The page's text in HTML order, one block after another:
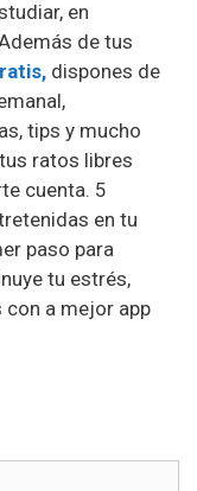
en
de tus
dispones de
tips y mucho
ratos libres
cuenta. 5
en tu
paso para
tu estrés,
con a mejor app